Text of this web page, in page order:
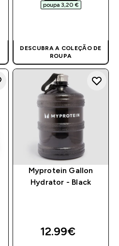
poupa 3,20 €‎
DESCUBRA A COLEÇÃO DE
ROUPA
Myprotein Gallon
Hydrator - Black
12.99€‎